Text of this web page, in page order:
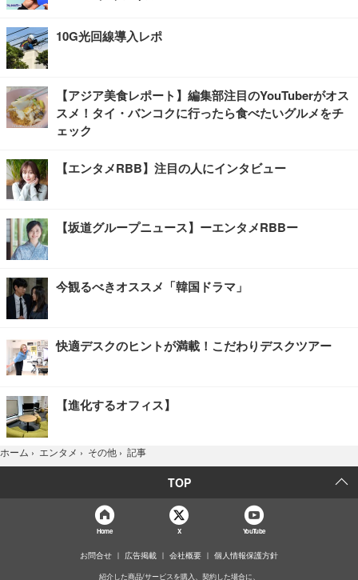
10G光回線導入レポ
【アジア美食レポート】編集部注目のYouTuberがオス
スメ！タイ・バンコクに行ったら食べたいグルメをチ
ェック
【エンタメRBB】注目の人にインタビュー
【坂道グループニュース】ーエンタメRBBー
今観るべきオススメ「韓国ドラマ」
快適デスクのヒントが満載！こだわりデスクツアー
【進化するオフィス】
ホーム › エンタメ › その他 › 記事
TOP
Home X YouTube
お問合せ 広告掲載 会社概要 個人情報保護方針
紹介した商品/サービスを購入、契約した場合に、